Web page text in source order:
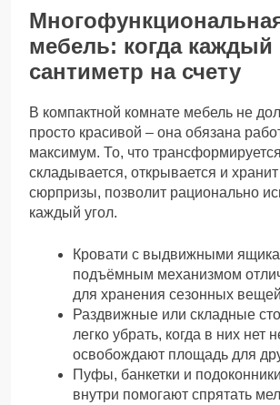
мебель: когда каждый
сантиметр на счету
В компактной комнате мебель не
просто красивой – она обязана
максимум. То, что
складывается, открывается и
сюрпризы, позволит рационально
каждый угол.
Кровати с выдвижными
подъёмным механизмом
для хранения сезонных
Раздвижные или складные
легко убрать, когда в них нет
освобождают площадь для
Пуфы, банкетки и
внутри помогают спрятать